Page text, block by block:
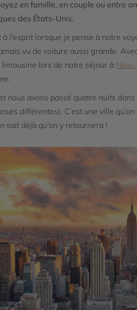
en famille, en couple ou entre
des États-Unis.
l'esprit lorsque je pense à notre
vu de voiture aussi grande.
lors de notre séjour à
nous avons passé quatre nuits dans
différentes). C’est une ville
sait déjà qu’on y retournera !